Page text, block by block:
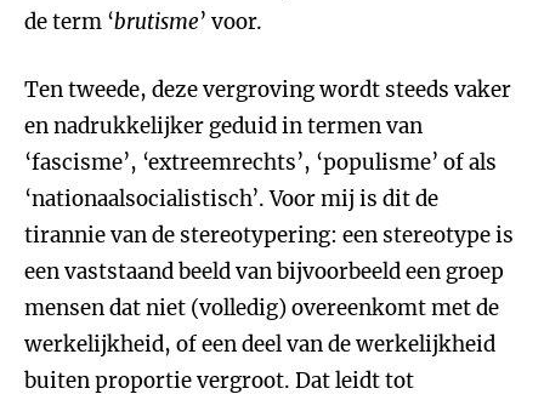
de term ‘brutisme’ voor.
Ten tweede, deze vergroving wordt steeds vaker
en nadrukkelijker geduid in termen van
‘fascisme’, ‘extreemrechts’, ‘populisme’ of als
‘nationaalsocialistisch’. Voor mij is dit de
tirannie van de stereotypering: een stereotype is
een vaststaand beeld van bijvoorbeeld een groep
mensen dat niet (volledig) overeenkomt met de
werkelijkheid, of een deel van de werkelijkheid
buiten proportie vergroot. Dat leidt tot